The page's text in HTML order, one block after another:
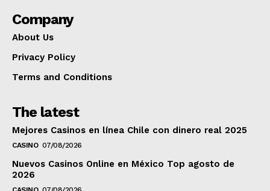
Company
About Us
Privacy Policy
Terms and Conditions
The latest
Mejores Casinos en línea Chile con dinero real 2025
CASINO 07/08/2026
Nuevos Casinos Online en México Top agosto de
2026